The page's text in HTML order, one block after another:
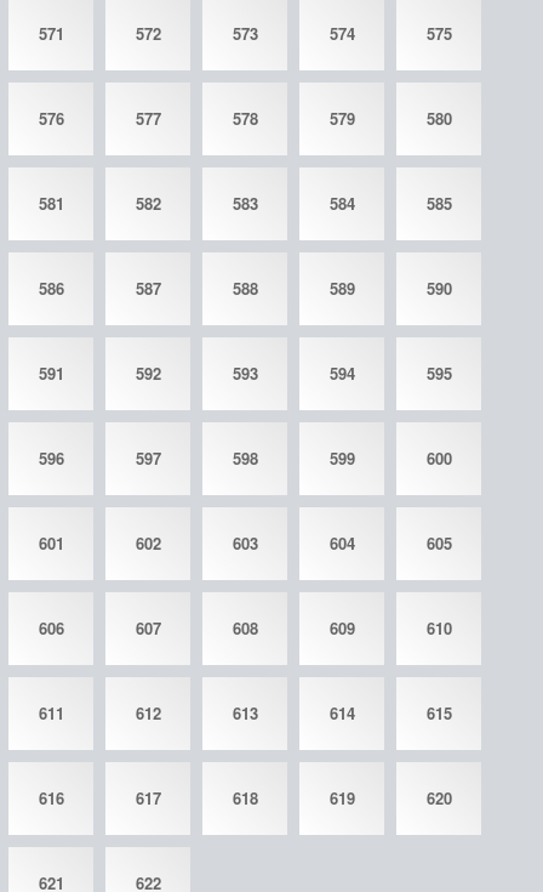
571 572 573 574 575
576 577 578 579 580
581 582 583 584 585
586 587 588 589 590
591 592 593 594 595
596 597 598 599 600
601 602 603 604 605
606 607 608 609 610
611 612 613 614 615
616 617 618 619 620
621 622